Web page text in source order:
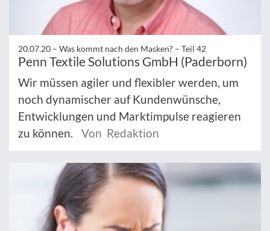
20.07.20 – Was kommt nach den Masken? – Teil 42
Penn Textile Solutions GmbH (Paderborn)
Wir müssen agiler und flexibler werden, um
noch dynamischer auf Kundenwünsche,
Entwicklungen und Marktimpulse reagieren
zu können.
Von Redaktion